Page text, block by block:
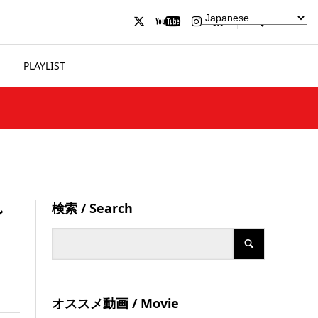
PLAYLIST
検索 / Search
オススメ動画 / Movie